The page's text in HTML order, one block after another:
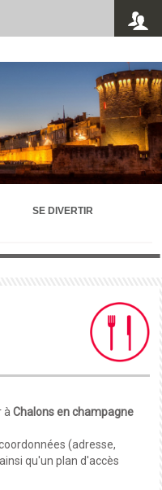
SE DIVERTIR
àChalons en champagne
(adresse,
qu'un plan d'accès